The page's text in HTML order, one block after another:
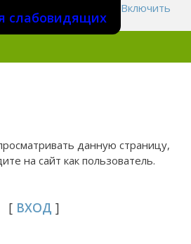
слабовидящих
Включить
данную страницу,
на сайт как пользователь.
[ ВХОД ]